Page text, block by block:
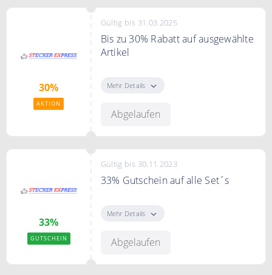
30%
AKTION
Gültig bis 31.03.2025
Bis zu 30% Rabatt auf ausgewählte
Artikel
ausgewählte Artikel im Angebot.
Mehr Details
Abgelaufen
33%
GUTSCHEIN
Gültig bis 30.11.2023
33% Gutschein auf alle Set´s
33% auf alle SET's mit dem Code
Mehr Details
Abgelaufen